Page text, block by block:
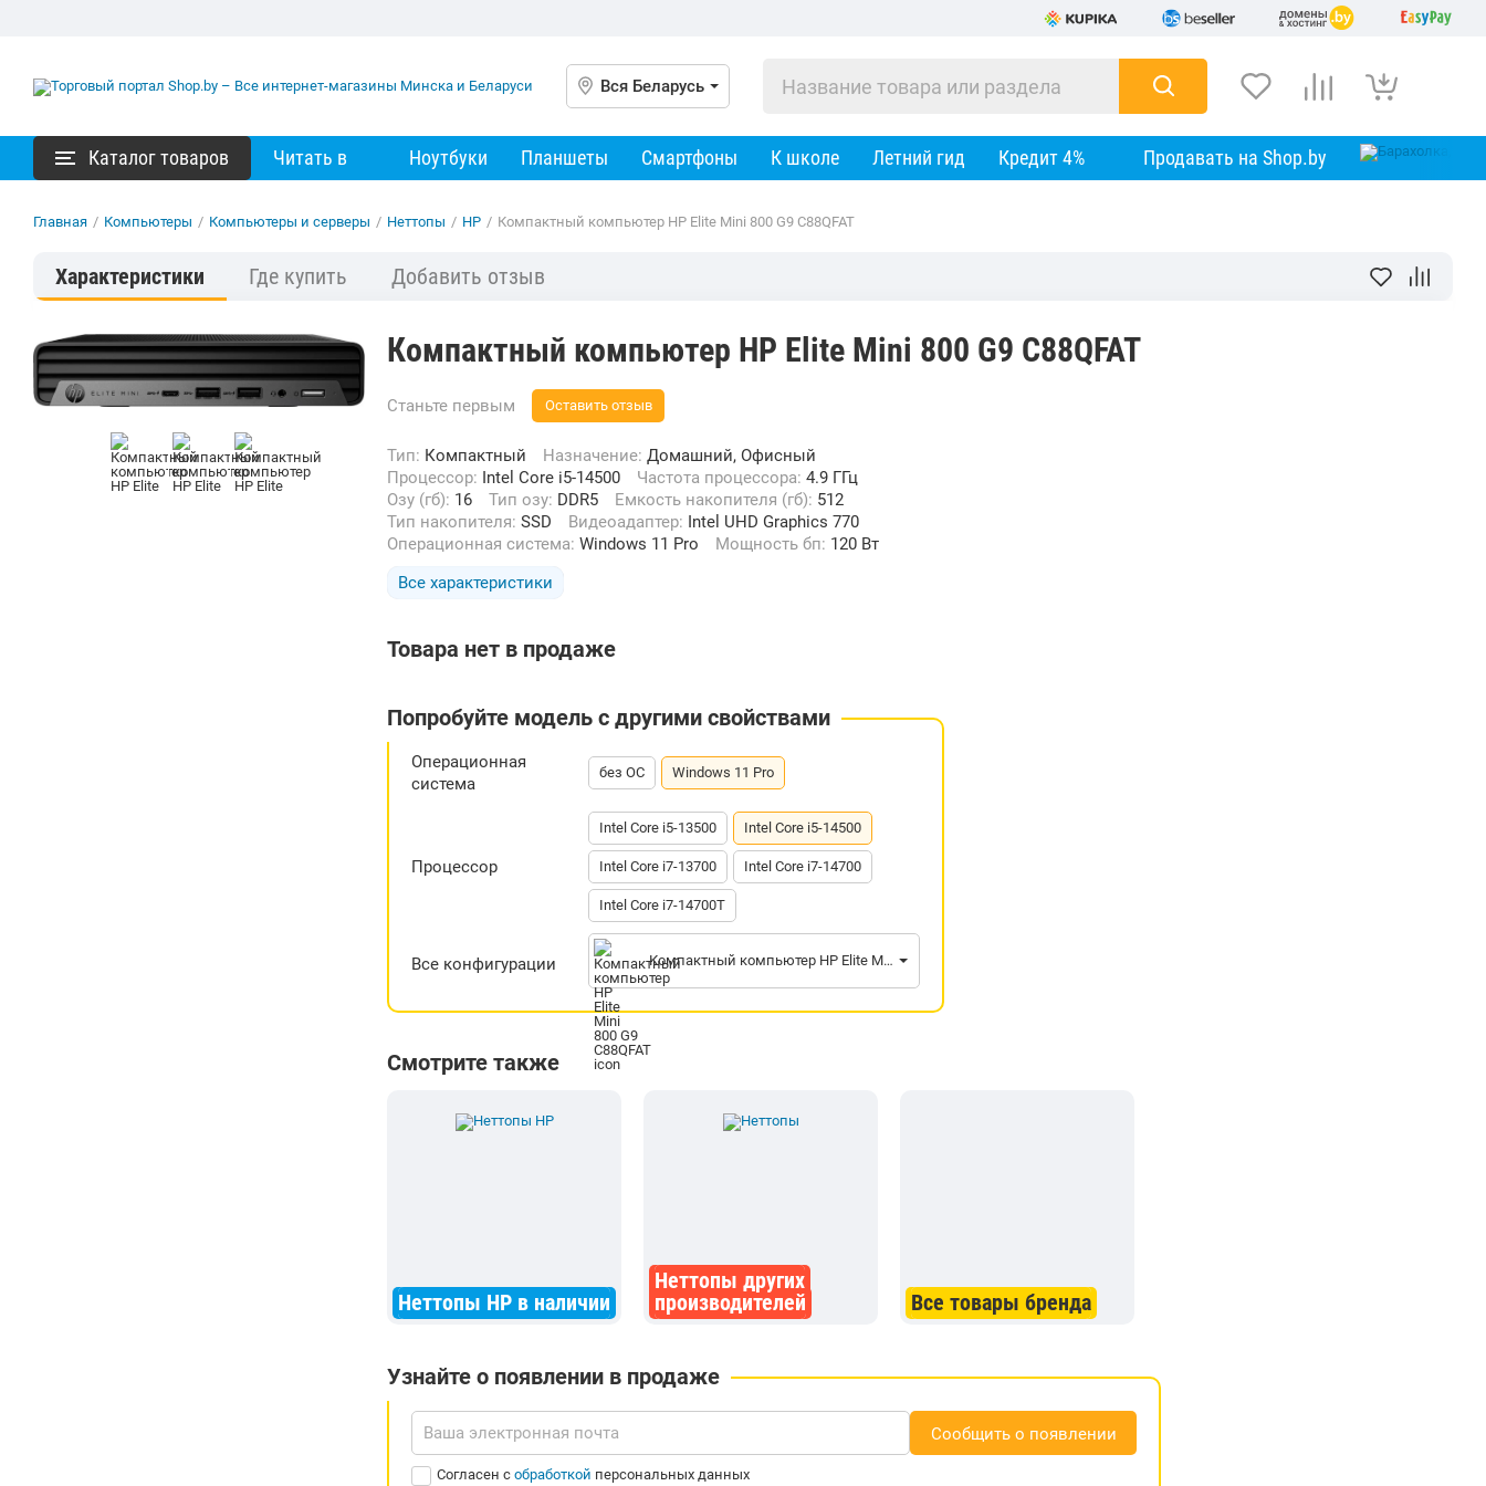
Вся Беларусь
Каталог товаров Читать в Ноутбуки Планшеты Смартфоны К школе Летний гид Кредит 4% Продавать на Shop.by
Главная / Компьютеры / Компьютеры и серверы / Неттопы / HP / Компактный компьютер HP Elite Mini 800 G9 C88QFAT
Характеристики Где купить Добавить отзыв
Компактный компьютер HP Elite Mini 800 G9 C88QFAT
Станьте первым Оставить отзыв
Тип: Компактный Назначение: Домашний, Офисный
Процессор: Intel Core i5-14500 Частота процессора: 4.9 ГГц
Озу (гб): 16 Тип озу: DDR5 Емкость накопителя (гб): 512
Тип накопителя: SSD Видеоадаптер: Intel UHD Graphics 770
Операционная система: Windows 11 Pro Мощность бп: 120 Вт
Все характеристики
Товара нет в продаже
Попробуйте модель с другими свойствами
Операционная
система
без ОС Windows 11 Pro
Процессор
Intel Core i5-13500 Intel Core i5-14500
Intel Core i7-13700 Intel Core i7-14700
Intel Core i7-14700T
Все конфигурации Компактный компьютер HP Elite Mini 800 G9 C88QFAT
Смотрите также
Неттопы HP в наличии
Неттопы других
производителей
Все товары бренда
Узнайте о появлении в продаже
Сообщить о появлении
Согласен с обработкой персональных данных